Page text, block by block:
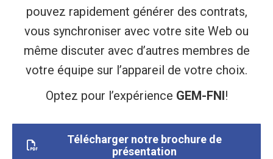
pouvez rapidement générer des contrats,
vous synchroniser avec votre site Web ou
même discuter avec d’autres membres de
votre équipe sur l’appareil de votre choix.
Optez pour l’expérience GEM-FNI!
Télécharger notre brochure de
présentation